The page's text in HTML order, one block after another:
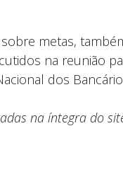
metas,
na reunião
dos
na íntegra do